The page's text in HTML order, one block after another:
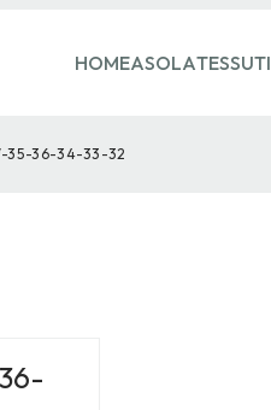
HOMEASOLATESSUTI
35-36-34-33-32